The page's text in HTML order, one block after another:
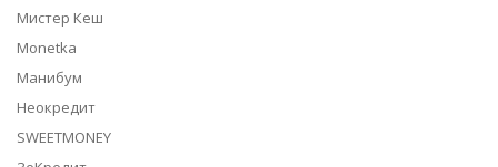
Мистер Кеш
Monetka
Манибум
Неокредит
SWEETMONEY